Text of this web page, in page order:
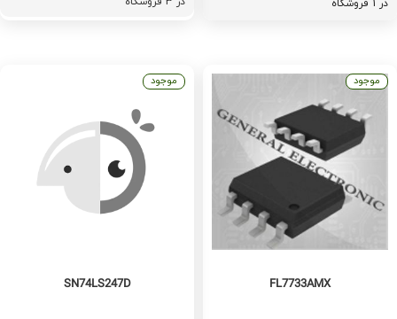
FL7733AMX
موجود
SN74LS247D
موجود